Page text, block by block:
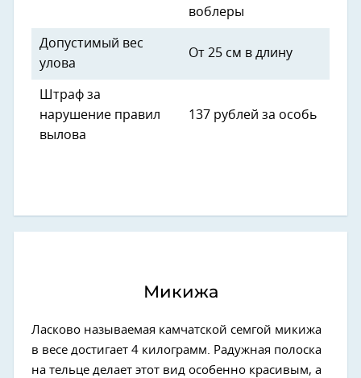
воблеры
Допустимый вес
улова
От 25 см в длину
Штраф за
нарушение правил
вылова
137 рублей за особь
Микижа
Ласково называемая камчатской семгой микижа
в весе достигает 4 килограмм. Радужная полоска
на тельце делает этот вид особенно красивым, а